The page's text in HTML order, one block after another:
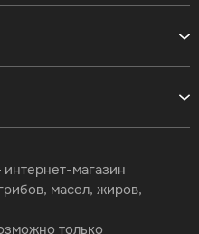
магазин
масел, жиров,
только